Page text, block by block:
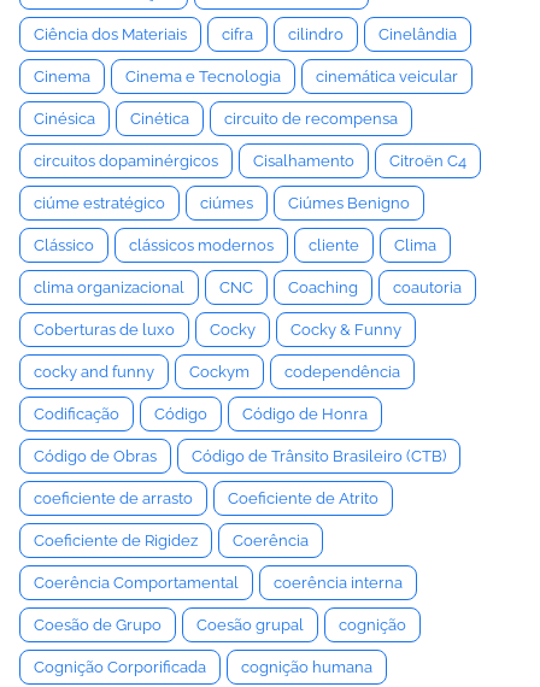
Ciência dos Materiais cifra cilindro Cinelândia
Cinema Cinema e Tecnologia cinemática veicular
Cinésica Cinética circuito de recompensa
circuitos dopaminérgicos Cisalhamento Citroën C4
ciúme estratégico ciúmes Ciúmes Benigno
Clássico clássicos modernos cliente Clima
clima organizacional CNC Coaching coautoria
Coberturas de luxo Cocky Cocky & Funny
cocky and funny Cockym codependência
Codificação Código Código de Honra
Código de Obras Código de Trânsito Brasileiro (CTB)
coeficiente de arrasto Coeficiente de Atrito
Coeficiente de Rigidez Coerência
Coerência Comportamental coerência interna
Coesão de Grupo Coesão grupal cognição
Cognição Corporificada cognição humana